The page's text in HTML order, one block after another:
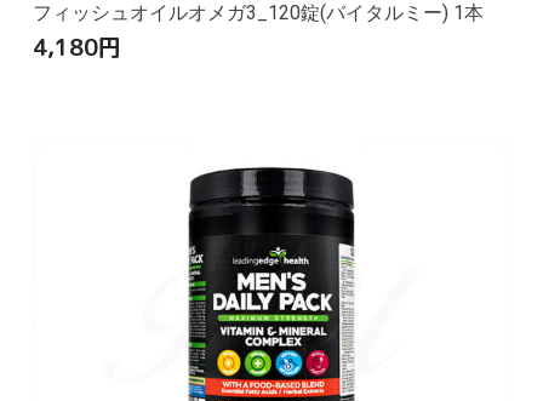
フィッシュオイルオメガ3_120錠(バイタルミー) 1本
4,180円